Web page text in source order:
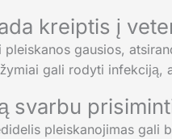
kreiptis į
pleiskanos gausios,
gali rodyti infekciją,
svarbu
pleiskanojimas gali